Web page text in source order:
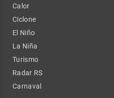
Calor
Ciclone
El Niño
La Niña
Turismo
Radar RS
Carnaval